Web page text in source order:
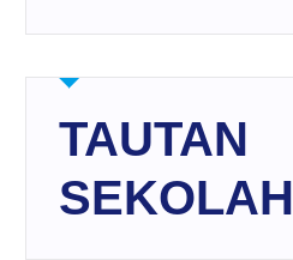
TAUTAN
SEKOLAH